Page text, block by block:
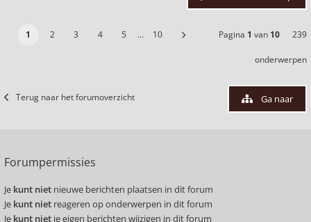
1 2 3 4 5 … 10 Pagina 1 van 10 239
onderwerpen
Terug naar het forumoverzicht Ga naar
Forumpermissies
Je kunt niet nieuwe berichten plaatsen in dit forum
Je kunt niet reageren op onderwerpen in dit forum
Je kunt niet je eigen berichten wijzigen in dit forum